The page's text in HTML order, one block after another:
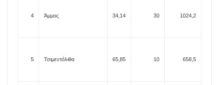
4 Άμμος 34,14 30 1024,2
5 Τσιμεντόλιθα 65,85 10 658,5